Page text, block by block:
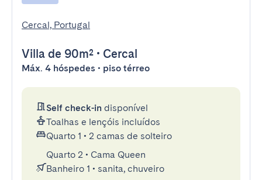
Cercal, Portugal
Villa de 90m² • Cercal
Máx. 4 hóspedes • piso térreo
Self check-in disponível
Toalhas e lençóis incluídos
Quarto 1 • 2 camas de solteiro
Quarto 2 • Cama Queen
Banheiro 1 • sanita, chuveiro